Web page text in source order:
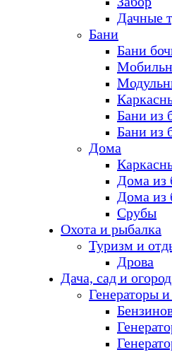
Дачные
Бани
Бани
Бани из
Бани из
Дома
Дома из
Дома из
Срубы
Охота и рыбалка
Туризм и
Дрова
Дача, сад и огород
Генераторы